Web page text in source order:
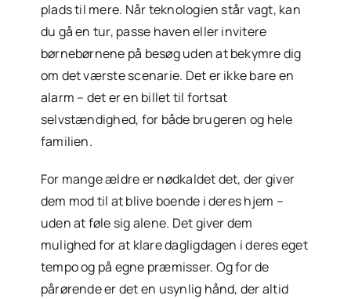
plads til mere. Når teknologien står vagt, kan
du gå en tur, passe haven eller invitere
børnebørnene på besøg uden at bekymre dig
om det værste scenarie. Det er ikke bare en
alarm – det er en billet til fortsat
selvstændighed, for både brugeren og hele
familien.
For mange ældre er nødkaldet det, der giver
dem mod til at blive boende i deres hjem –
uden at føle sig alene. Det giver dem
mulighed for at klare dagligdagen i deres eget
tempo og på egne præmisser. Og for de
pårørende er det en usynlig hånd, der altid